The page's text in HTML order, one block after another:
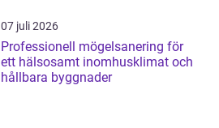
07 juli 2026
Professionell mögelsanering för
ett hälsosamt inomhusklimat och
hållbara byggnader